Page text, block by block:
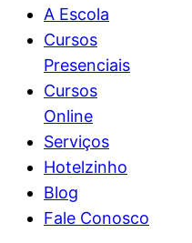
A Escola
Cursos
Presenciais
Cursos
Online
Serviços
Hotelzinho
Blog
Fale Conosco